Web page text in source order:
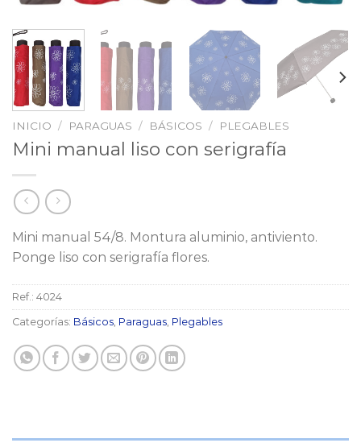
INICIO / PARAGUAS / BÁSICOS / PLEGABLES
Mini manual liso con serigrafía
Mini manual 54/8. Montura aluminio, antiviento.
Ponge liso con serigrafía flores.
Ref.: 4024
Categorías: Básicos, Paraguas, Plegables